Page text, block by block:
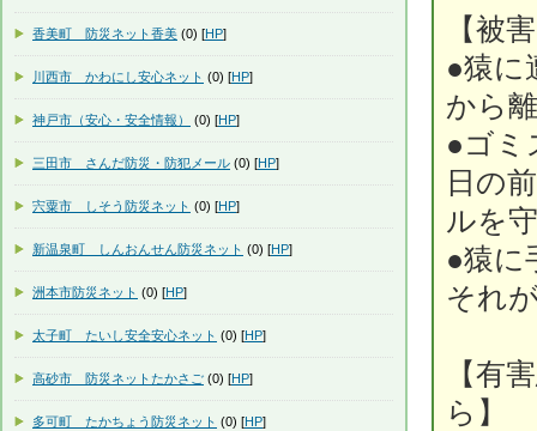
【被
●猿に
から
●ゴミ
日の
ルを
●猿に
それ
【有
ら
香美町 防災ネット香美 (0) [HP]
川西市 かわにし安心ネット (0) [HP]
神戸市（安心・安全情報） (0) [HP]
三田市 さんだ防災・防犯メール (0) [HP]
宍粟市 しそう防災ネット (0) [HP]
新温泉町 しんおんせん防災ネット (0) [HP]
洲本市防災ネット (0) [HP]
太子町 たいし安全安心ネット (0) [HP]
高砂市 防災ネットたかさご (0) [HP]
多可町 たかちょう防災ネット (0) [HP]